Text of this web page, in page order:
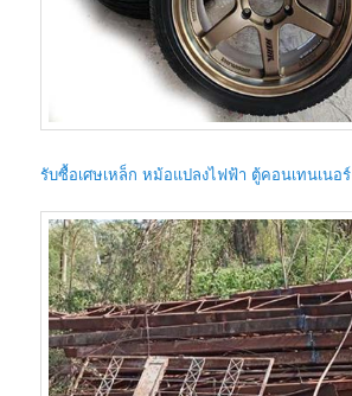
รับซื้อเศษเหล็ก หม้อแปลงไฟฟ้า ตู้คอนเทนเนอร์